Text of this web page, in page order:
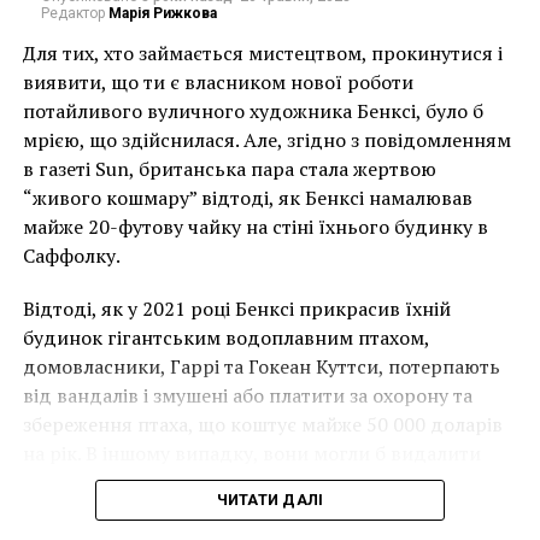
Ниагара – одна из самых знаменитых картин Черча
и, возможно, самая важная из его работ. Эта работа
сделала Фредерика самым известным художником
того времени в Соединенных Штатах.
«Из сотен картин,
сделанных на Ниагаре
до Черча и после него,
именно эта картина, по
общему мнению,
просто великолепна», –
Бертон. Другой назвал
картину «Восьмым
Редактор Марія Рижкова
Для тих, хто займається мистецтвом, прокинутися і
виявити, що ти є власником нової роботи
потайливого вуличного художника Бенксі, було б
мрією, що здійснилася. Але, згідно з повідомленням
в газеті Sun, британська пара стала жертвою
“живого кошмару” відтоді, як Бенксі намалював
майже 20-футову чайку на стіні їхнього будинку в
Саффолку.
Відтоді, як у 2021 році Бенксі прикрасив їхній
будинок гігантським водоплавним птахом,
домовласники, Гаррі та Гокеан Куттси, потерпають
від вандалів і змушені або платити за охорону та
збереження птаха, що коштує майже 50 000 доларів
мурал, що може коштувати до чверті мільйона
доларів.
ЧИТАТИ ДАЛІ